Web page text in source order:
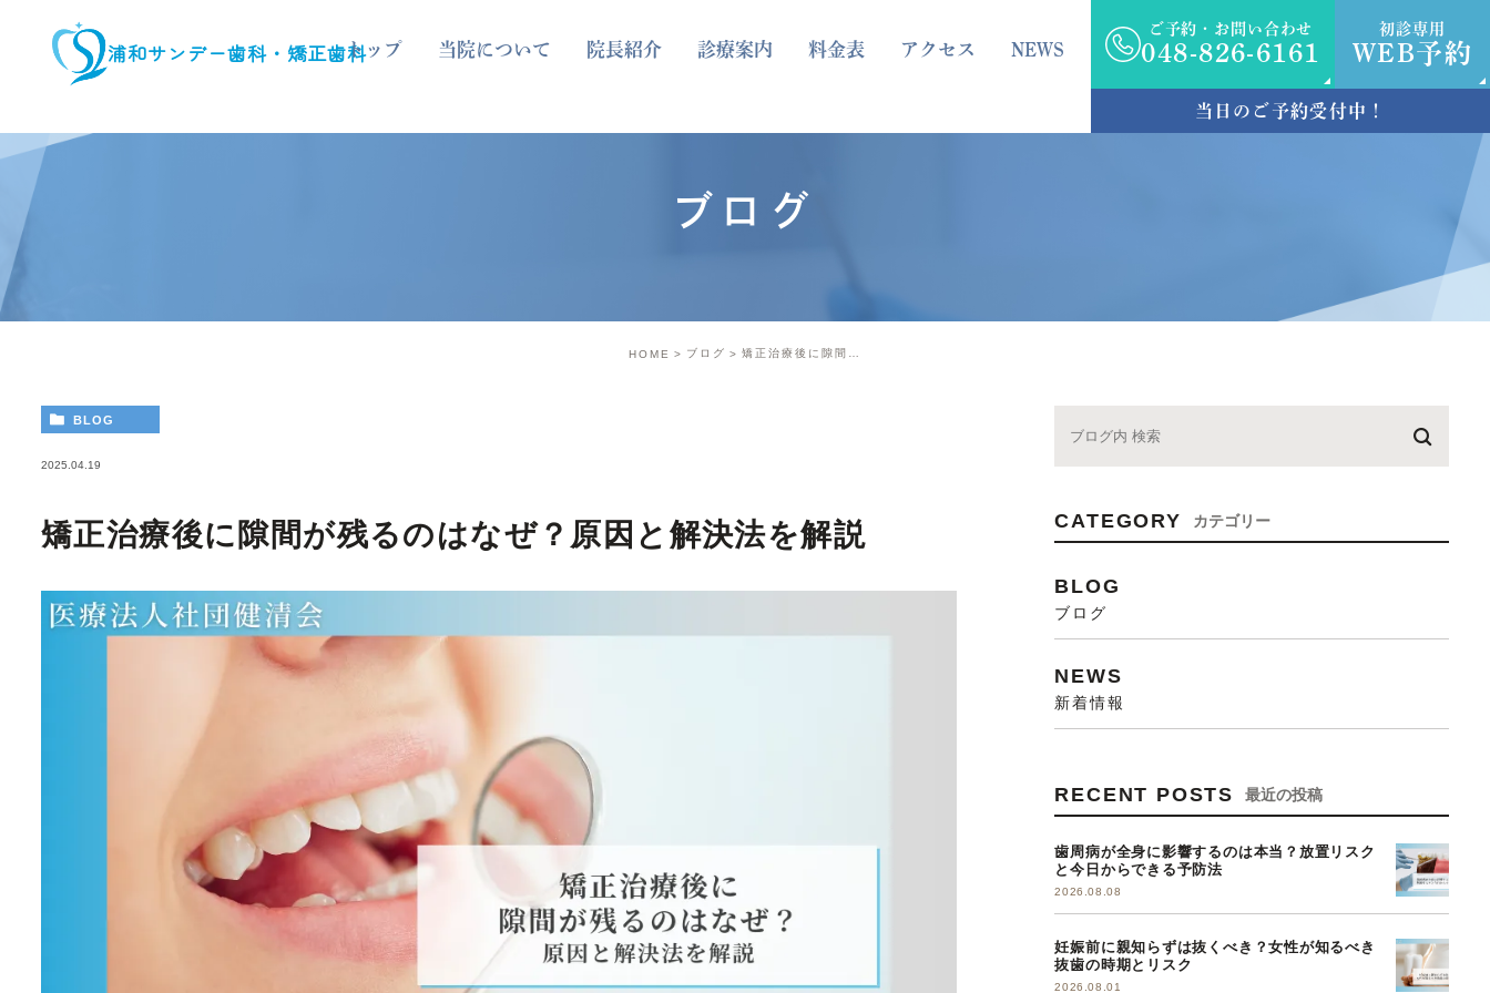
浦和サンデー歯科・矯正歯科トップ 当院について 院長紹介 診療案内 料金表 アクセス NEWS
ご予約・お問い合わせ
048-826-6161
初診専用
WEB予約
当日のご予約受付中！
ブログ
HOME ブログ 矯正治療後に隙間が残るのはなぜ？原因と解決法を解説
BLOG
2025.04.19
矯正治療後に隙間が残るのはなぜ？原因と解決法を解説 CATEGORY カテゴリー
BLOG
ブログ
NEWS
新着情報
RECENT POSTS 最近の投稿
歯周病が全身に影響するのは本当？放置リスク
と今日からできる予防法
2026.08.08
妊娠前に親知らずは抜くべき？女性が知るべき
抜歯の時期とリスク
2026.08.01